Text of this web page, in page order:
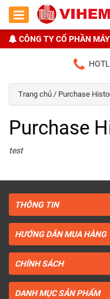
CÔNG TY CỔ PHẦN
Trang chủ / Purchase
Purchase
test
THÔNG TIN
HƯỚNG DẪN MUA HÀNG
CHÍNH SÁCH
DANH MỤC SẢN PHẨM